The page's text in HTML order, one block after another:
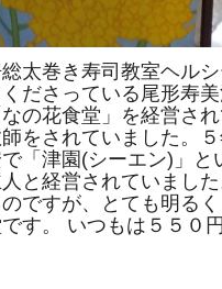
太巻き寿司教室ヘル
ださっている尾形寿美
の花食堂」を経営され
をされていました。
「津園(シーエン)」と
と経営されていまし
ですが、とても明るく
す。 いつもは５５０